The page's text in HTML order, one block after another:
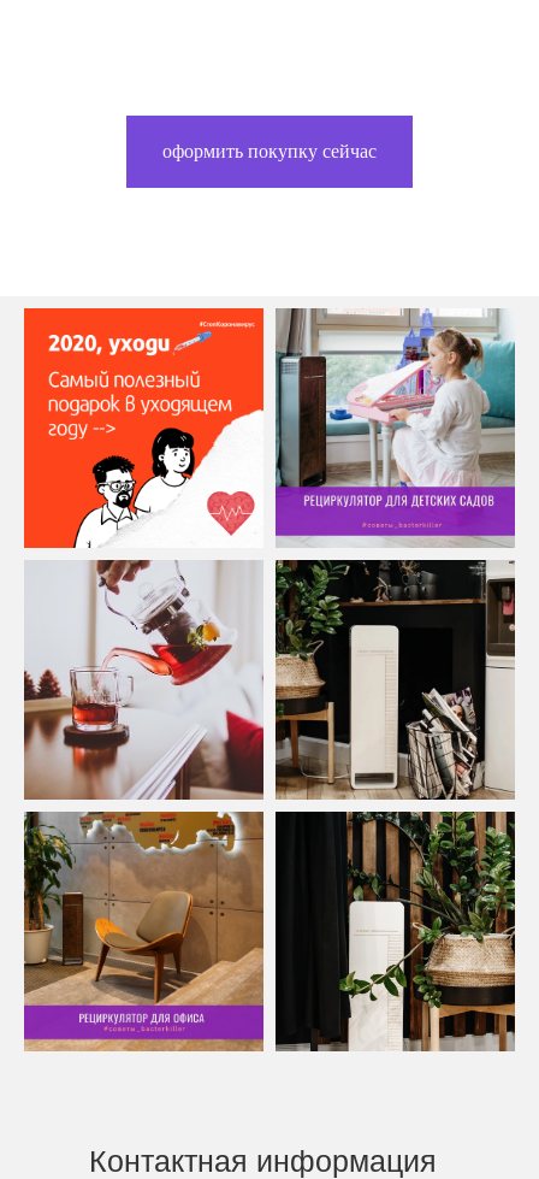
оформить покупку сейчас
Контактная информация